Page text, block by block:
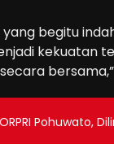
begitu
kekuatan
Pohuwato,